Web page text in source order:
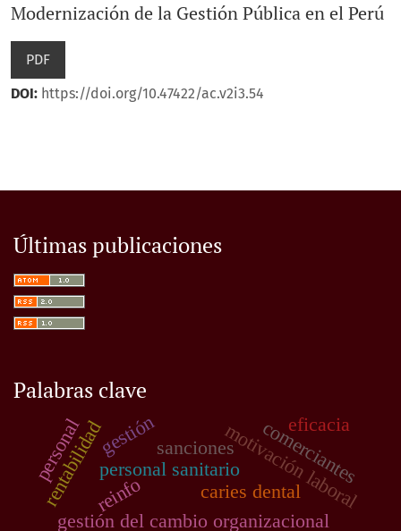
Modernización de la Gestión Pública en el Perú
PDF
DOI: https://doi.org/10.47422/ac.v2i3.54
Últimas publicaciones
Palabras clave
gestión del cambio organizacional
motivación laboral
personal sanitario
caries dental
reinfo
rentabilidad comerciantes
sanciones
eficacia
gestión
personal